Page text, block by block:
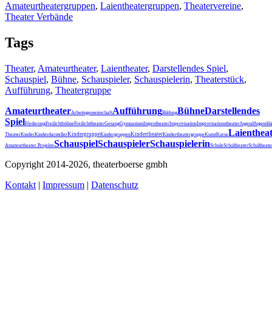
Amateurtheatergruppen, Laientheatergruppen, Theatervereine,
Theater Verbände
Tags
Theater, Amateurtheater, Laientheater, Darstellendes Spiel,
Schauspiel, Bühne, Schauspieler, Schauspielerin, Theaterstück,
Aufführung, Theatergruppe
AmateurtheaterArbeitsgemeinschaftAufführungBildungBühneDarstellendes
SpielFörderungFreilichtbühneFreilichttheaterGesangGymnasiumImprotheaterImprovisationImprovisationstheaterJugend
TheaterKinderKinderdarstellerKindergruppeKindergruppenKindertheaterKindertheatergruppeKunstKurse
Amateurtheater.ProjekteSchauspielSchauspielerSchauspielerinSchuleSchultheater
Copyright 2014-2026, theaterboerse gmbh
Kontakt | Impressum | Datenschutz